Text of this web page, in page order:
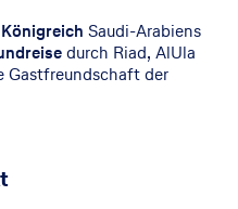
Saudi-Arabiens
durch Riad, AlUla
Gastfreundschaft der